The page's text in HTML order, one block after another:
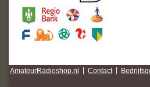
AmateurRadioshop.nl Contact